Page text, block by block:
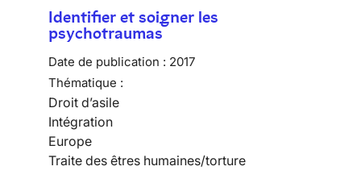
Identifier et soigner les
psychotraumas
Date de publication : 2017
Thématique :
Droit d’asile
Intégration
Europe
Traite des êtres humaines/torture